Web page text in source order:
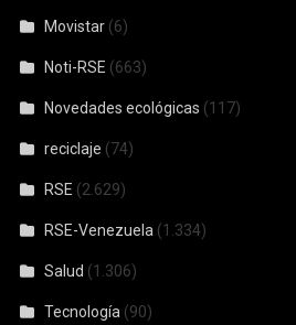
Movistar (6)
Noti-RSE (663)
Novedades ecológicas (117)
reciclaje (74)
RSE (2.629)
RSE-Venezuela (1.334)
Salud (1.306)
Tecnología (90)